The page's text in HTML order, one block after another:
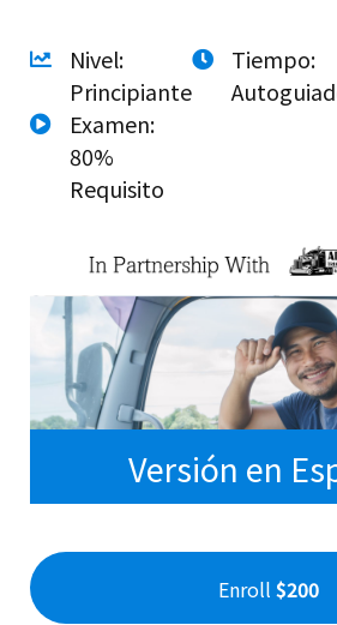
Nivel:
Principiante
Tiempo:
Examen:
80%
Requisito
Versión en
Enroll $200